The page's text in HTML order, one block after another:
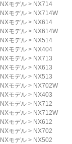
NXモデル > NX714
NXモデル > NX714W
NXモデル > NX614
NXモデル > NX614W
NXモデル > NX514
NXモデル > NX404
NXモデル > NX713
NXモデル > NX613
NXモデル > NX513
NXモデル > NX702W
NXモデル > NX403
NXモデル > NX712
NXモデル > NX712W
NXモデル > NX612
NXモデル > NX702
NXモデル > NX502